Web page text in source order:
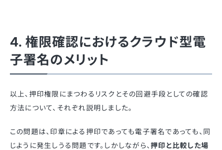
4. 権限確認におけるクラウド型電
子署名のメリット
以上、押印権限にまつわるリスクとその回避手段としての確認
方法について、それぞれ説明しました。
この問題は、印章による押印であっても電子署名であっても、同
じように発生しうる問題です。しかしながら、押印と比較した場